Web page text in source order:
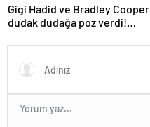
Gigi Hadid ve Bradley Cooper
dudak dudağa poz verdi!